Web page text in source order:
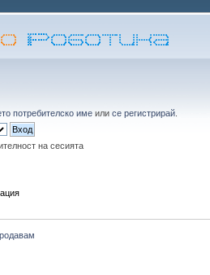
потребителско име илисе регистрирай
на сесията